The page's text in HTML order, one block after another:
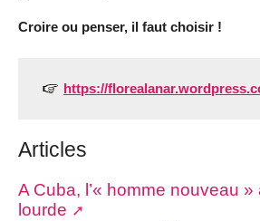
Croire ou penser, il faut choisir !
https://
Articles
A Cuba, l’« homme nouveau »
lourde